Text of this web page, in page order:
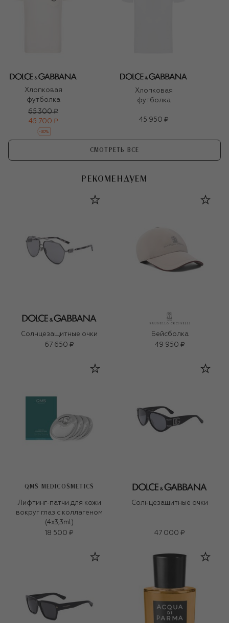
Хлопковая
футболка
65 300 ₽
45 700 ₽
-30%
Хлопковая
футболка
45 950 ₽
СМОТРЕТЬ ВСЕ
РЕКОМЕНДУЕМ
Солнцезащитные очки
67 650 ₽
Бейсболка
49 950 ₽
QMS MEDICOSMETICS
Лифтинг-патчи для кожи
вокруг глаз с коллагеном
(4x3,3ml)
18 500 ₽
Солнцезащитные очки
47 000 ₽